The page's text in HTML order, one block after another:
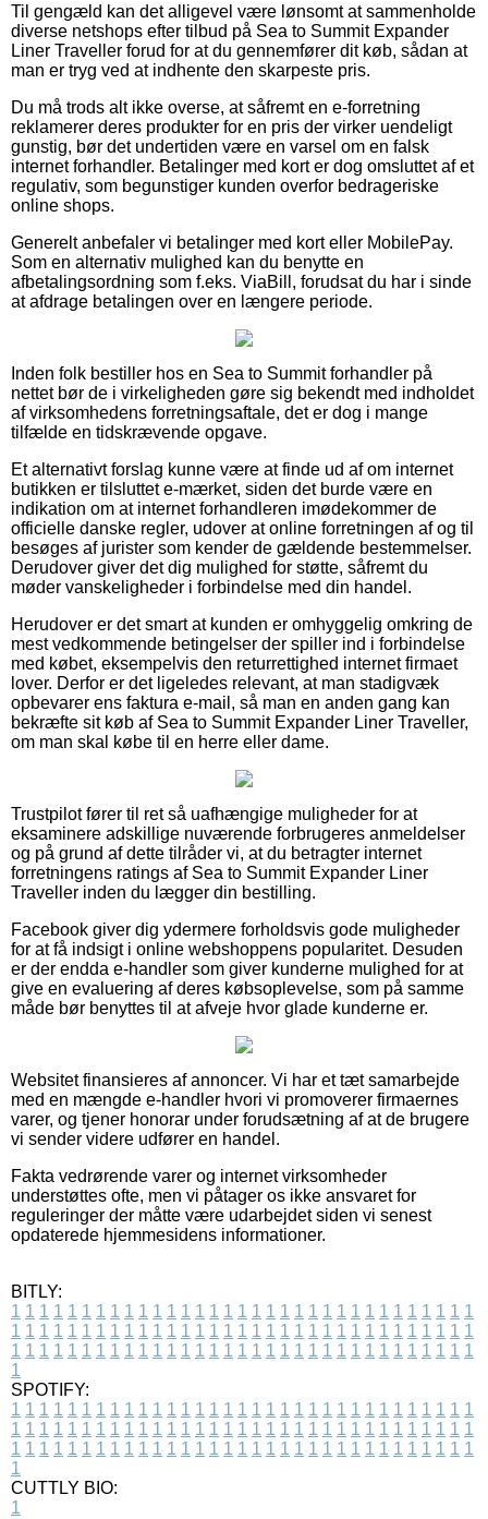
Til gengæld kan det alligevel være lønsomt at sammenholde
diverse netshops efter tilbud på Sea to Summit Expander
Liner Traveller forud for at du gennemfører dit køb, sådan at
man er tryg ved at indhente den skarpeste pris.
Du må trods alt ikke overse, at såfremt en e-forretning
reklamerer deres produkter for en pris der virker uendeligt
gunstig, bør det undertiden være en varsel om en falsk
internet forhandler. Betalinger med kort er dog omsluttet af et
regulativ, som begunstiger kunden overfor bedrageriske
online shops.
Generelt anbefaler vi betalinger med kort eller MobilePay.
Som en alternativ mulighed kan du benytte en
afbetalingsordning som f.eks. ViaBill, forudsat du har i sinde
at afdrage betalingen over en længere periode.
Inden folk bestiller hos en Sea to Summit forhandler på
nettet bør de i virkeligheden gøre sig bekendt med indholdet
af virksomhedens forretningsaftale, det er dog i mange
tilfælde en tidskrævende opgave.
Et alternativt forslag kunne være at finde ud af om internet
butikken er tilsluttet e-mærket, siden det burde være en
indikation om at internet forhandleren imødekommer de
officielle danske regler, udover at online forretningen af og til
besøges af jurister som kender de gældende bestemmelser.
Derudover giver det dig mulighed for støtte, såfremt du
møder vanskeligheder i forbindelse med din handel.
Herudover er det smart at kunden er omhyggelig omkring de
mest vedkommende betingelser der spiller ind i forbindelse
med købet, eksempelvis den returrettighed internet firmaet
lover. Derfor er det ligeledes relevant, at man stadigvæk
opbevarer ens faktura e-mail, så man en anden gang kan
bekræfte sit køb af Sea to Summit Expander Liner Traveller,
om man skal købe til en herre eller dame.
Trustpilot fører til ret så uafhængige muligheder for at
eksaminere adskillige nuværende forbrugeres anmeldelser
og på grund af dette tilråder vi, at du betragter internet
forretningens ratings af Sea to Summit Expander Liner
Traveller inden du lægger din bestilling.
Facebook giver dig ydermere forholdsvis gode muligheder
for at få indsigt i online webshoppens popularitet. Desuden
er der endda e-handler som giver kunderne mulighed for at
give en evaluering af deres købsoplevelse, som på samme
måde bør benyttes til at afveje hvor glade kunderne er.
Websitet finansieres af annoncer. Vi har et tæt samarbejde
med en mængde e-handler hvori vi promoverer firmaernes
varer, og tjener honorar under forudsætning af at de brugere
vi sender videre udfører en handel.
Fakta vedrørende varer og internet virksomheder
understøttes ofte, men vi påtager os ikke ansvaret for
reguleringer der måtte være udarbejdet siden vi senest
opdaterede hjemmesidens informationer.
BITLY:
1 1 1 1 1 1 1 1 1 1 1 1 1 1 1 1 1 1 1 1 1 1 1 1 1 1 1 1 1 1 1 1 1
1 1 1 1 1 1 1 1 1 1 1 1 1 1 1 1 1 1 1 1 1 1 1 1 1 1 1 1 1 1 1 1 1
1 1 1 1 1 1 1 1 1 1 1 1 1 1 1 1 1 1 1 1 1 1 1 1 1 1 1 1 1 1 1 1 1
1
SPOTIFY:
1 1 1 1 1 1 1 1 1 1 1 1 1 1 1 1 1 1 1 1 1 1 1 1 1 1 1 1 1 1 1 1 1
1 1 1 1 1 1 1 1 1 1 1 1 1 1 1 1 1 1 1 1 1 1 1 1 1 1 1 1 1 1 1 1 1
1 1 1 1 1 1 1 1 1 1 1 1 1 1 1 1 1 1 1 1 1 1 1 1 1 1 1 1 1 1 1 1 1
1
CUTTLY BIO:
1